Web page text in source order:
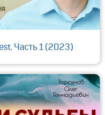
Часть 1 (2023)